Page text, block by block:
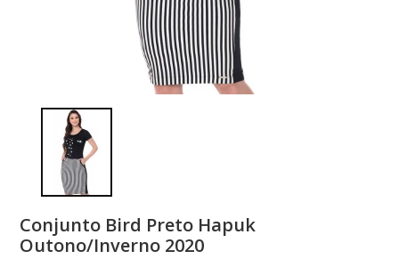
Conjunto Bird Preto Hapuk
Outono/Inverno 2020